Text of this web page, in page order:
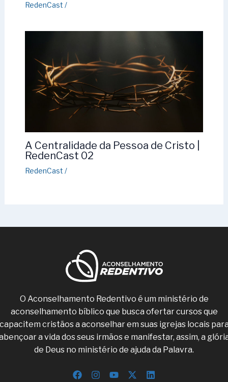
RedenCast /
A Centralidade da Pessoa de Cristo |
RedenCast 02
RedenCast /
O Aconselhamento Redentivo é um ministério de
aconselhamento bíblico que busca ofertar cursos que
cristãos a aconselhar em suas igrejas locais
a vida dos seus irmãos e manifestar, assim, a
de Deus no ministério de ajuda da Palavra.